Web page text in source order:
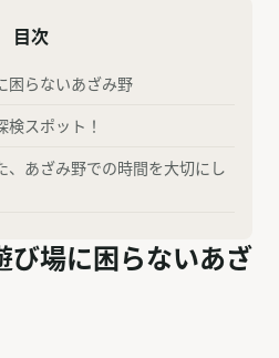
目次
困らないあざみ野
検スポット！
、あざみ野での時間を大切にし
び場に困らないあざ